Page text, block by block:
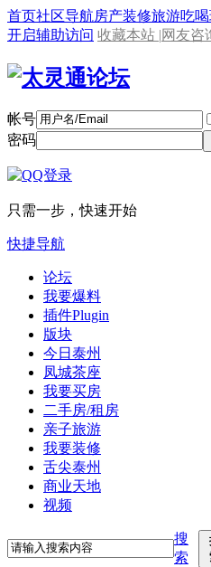
首页社区导航房产装修旅游吃
开启辅助访问 收藏本站 |网友咨
帐号
密码
只需一步，快速开始
快捷导航
论坛
我要爆料
插件Plugin
版块
今日泰州
凤城茶座
我要买房
二手房/租房
亲子旅游
我要装修
舌尖泰州
商业天地
视频
搜
索